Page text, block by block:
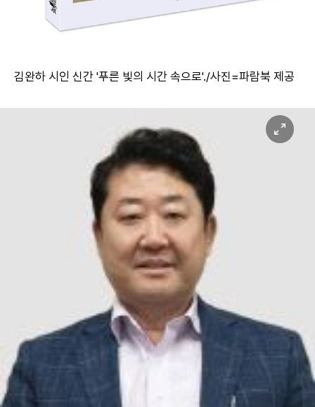
김완하 시인 신간 '푸른 빛의 시간 속으로'./사진=파람북 제공